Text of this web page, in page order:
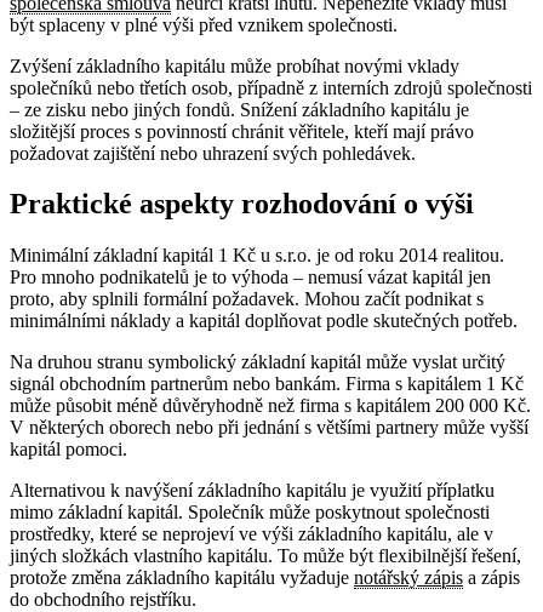
být splaceny v plné výši před vznikem společnosti.
Zvýšení základního kapitálu může probíhat novými vklady
společníků nebo třetích osob, případně z interních zdrojů společnosti
– ze zisku nebo jiných fondů. Snížení základního kapitálu je
složitější proces s povinností chránit věřitele, kteří mají právo
požadovat zajištění nebo uhrazení svých pohledávek.
Praktické aspekty rozhodování o výši
Minimální základní kapitál 1 Kč u s.r.o. je od roku 2014 realitou.
Pro mnoho podnikatelů je to výhoda – nemusí vázat kapitál jen
proto, aby splnili formální požadavek. Mohou začít podnikat s
minimálními náklady a kapitál doplňovat podle skutečných potřeb.
Na druhou stranu symbolický základní kapitál může vyslat určitý
signál obchodním partnerům nebo bankám. Firma s kapitálem 1 Kč
může působit méně důvěryhodně než firma s kapitálem 200 000 Kč.
V některých oborech nebo při jednání s většími partnery může vyšší
kapitál pomoci.
Alternativou k navýšení základního kapitálu je využití příplatku
mimo základní kapitál. Společník může poskytnout společnosti
prostředky, které se neprojeví ve výši základního kapitálu, ale v
jiných složkách vlastního kapitálu. To může být flexibilnější řešení,
protože změna základního kapitálu vyžaduje notářský zápis a zápis
do obchodního rejstříku.